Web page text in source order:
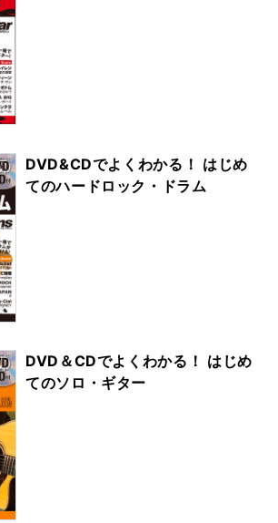
DVD&CDでよくわかる！ はじめ
てのハードロック・ドラム
DVD＆CDでよくわかる！ はじめ
てのソロ・ギター